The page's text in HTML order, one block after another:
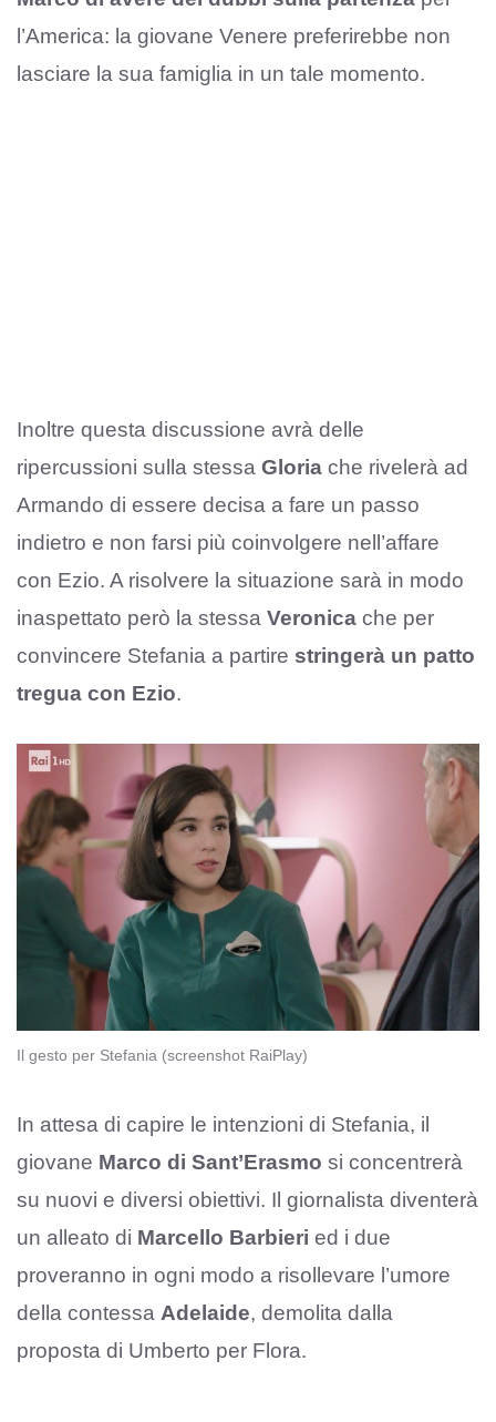
l’America: la giovane Venere preferirebbe non
lasciare la sua famiglia in un tale momento.
Inoltre questa discussione avrà delle
ripercussioni sulla stessa Gloria che rivelerà ad
Armando di essere decisa a fare un passo
indietro e non farsi più coinvolgere nell’affare
con Ezio. A risolvere la situazione sarà in modo
inaspettato però la stessa Veronica che per
convincere Stefania a partire stringerà un patto
tregua con Ezio.
Il gesto per Stefania (screenshot RaiPlay)
In attesa di capire le intenzioni di Stefania, il
giovane Marco di Sant’Erasmo si concentrerà
su nuovi e diversi obiettivi. Il giornalista diventerà
un alleato di Marcello Barbieri ed i due
proveranno in ogni modo a risollevare l’umore
della contessa Adelaide, demolita dalla
proposta di Umberto per Flora.